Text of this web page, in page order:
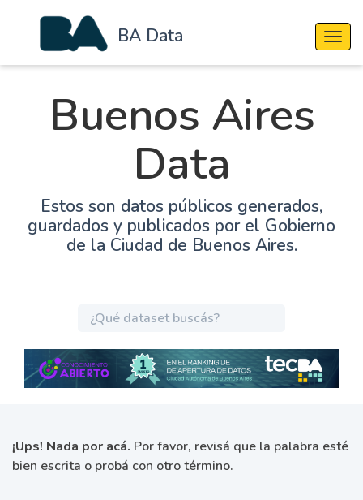
BA Data
Buenos Aires
Data
Estos son datos públicos generados,
guardados y publicados por el Gobierno
de la Ciudad de Buenos Aires.
¡Ups! Nada por acá. Por favor, revisá que la palabra esté
bien escrita o probá con otro término.